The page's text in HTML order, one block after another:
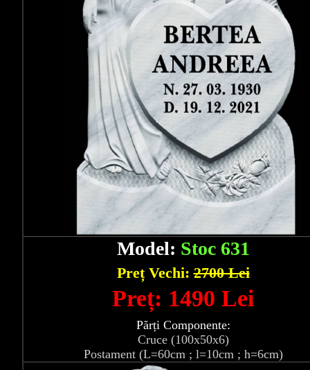
Model: Stoc 631
Preț Vechi:2700 Lei
Preț: 1490 Lei
Părți Componente:
Cruce (100x50x6)
Postament (L=60cm ; l=10cm ; h=6cm)